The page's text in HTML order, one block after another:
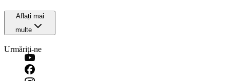
Aflați mai
multe
Urmăriți-ne